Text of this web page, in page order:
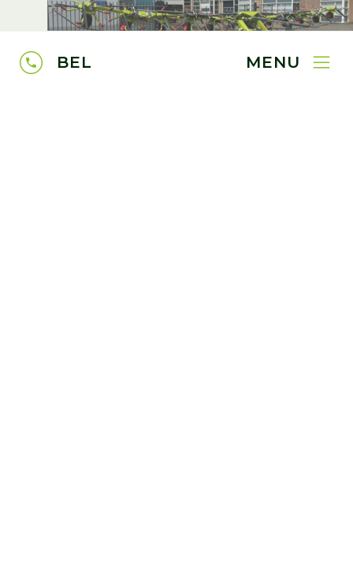
BEL MENU